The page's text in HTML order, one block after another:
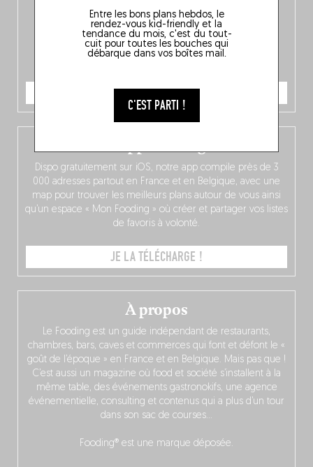
Entre les bons plans hebdos, le
rendez-vous kid-friendly et la
tendance du mois, c'est du tout-
cuit pour toutes les bouches qui
débarque dans vos boîtes mail.
C'EST PARTI !
JE COMMANDE
À propos
Le Fooding est un guide indépendant de restaurants,
chambres, bars, caves et commerces qui font et défont le «
goût de l’époque » en France et en Belgique. Mais pas que !
C’est aussi un magazine où food et société s’installent à la
même table, des événements gastronokifs, une agence
événementielle, consulting et contenus qui a plus d’un tour
dans son sac de courses…
Fooding® est une marque déposée.
Dispo gratuitement sur iOS, notre app compile près de 3
000 adresses partout en France et en Belgique, avec une
map pour trouver les meilleurs plans autour de vous ainsi
qu’un espace « Mon Fooding » où créer et partager vos listes
de favoris à volonté.
JE LA TÉLÉCHARGE !